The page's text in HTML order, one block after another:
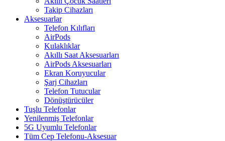
Takip Cihazları
Aksesuarlar
Telefon Kılıfları
AirPods
Kulaklıklar
Akıllı Saat Aksesuarları
AirPods Aksesuarları
Ekran Koruyucular
Şarj Cihazları
Telefon Tutucular
Dönüştürücüler
Tuşlu Telefonlar
Yenilenmiş Telefonlar
5G Uyumlu Telefonlar
Tüm Cep Telefonu-Aksesuar